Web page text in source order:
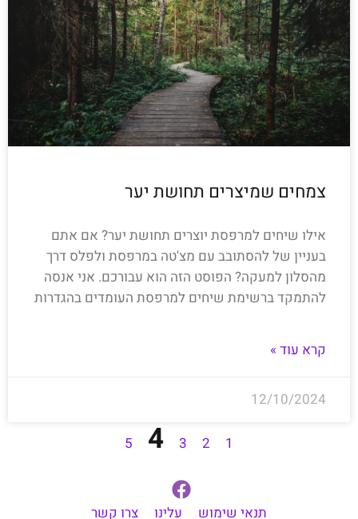
צמחים שמיצרים תחושת יער
אילו שיחים למרפסת יוצרים תחושת יער? אם אתם
בעניין של להסתובב עם מצ'טה במרפסת ולפלס דרך
מהסלון למעקה? הפוסט הזה הוא עבורכם. אני אנסה
להתמקד ברשימת שיחים למרפסת העומדים בהגדרות
קרא עוד »
12/10/2024
1
2
3
4
5
תנאי שימוש עלינו צרו קשר